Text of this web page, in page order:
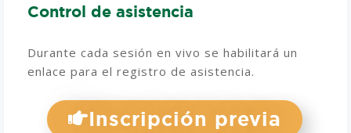
Control de asistencia
Durante cada sesión en vivo se habilitará un
enlace para el registro de asistencia.
Inscripción previa